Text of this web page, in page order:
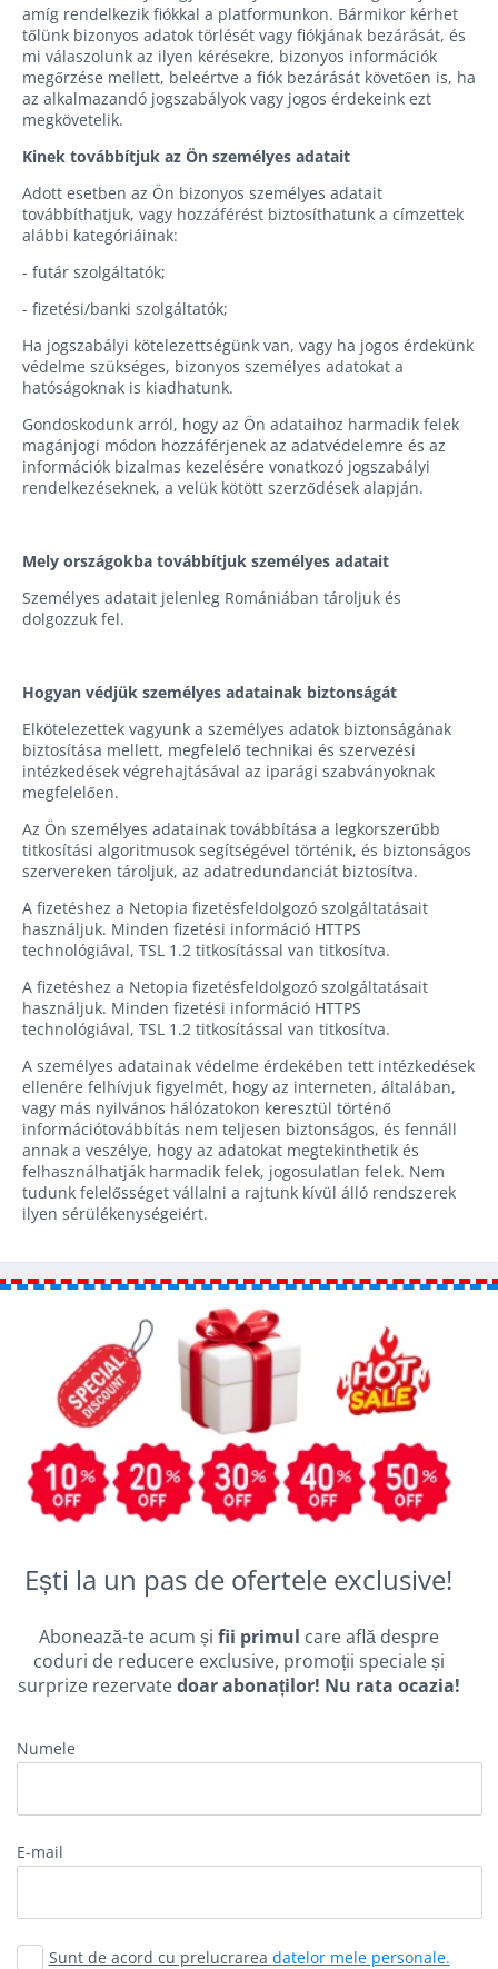
amíg rendelkezik fiókkal a platformunkon. Bármikor kérhet
tőlünk bizonyos adatok törlését vagy fiókjának bezárását, és
mi válaszolunk az ilyen kérésekre, bizonyos információk
megőrzése mellett, beleértve a fiók bezárását követően is, ha
az alkalmazandó jogszabályok vagy jogos érdekeink ezt
megkövetelik.
Kinek továbbítjuk az Ön személyes adatait
Adott esetben az Ön bizonyos személyes adatait
továbbíthatjuk, vagy hozzáférést biztosíthatunk a címzettek
alábbi kategóriáinak:
- futár szolgáltatók;
- fizetési/banki szolgáltatók;
Ha jogszabályi kötelezettségünk van, vagy ha jogos érdekünk
védelme szükséges, bizonyos személyes adatokat a
hatóságoknak is kiadhatunk.
Gondoskodunk arról, hogy az Ön adataihoz harmadik felek
magánjogi módon hozzáférjenek az adatvédelemre és az
információk bizalmas kezelésére vonatkozó jogszabályi
rendelkezéseknek, a velük kötött szerződések alapján.
Mely országokba továbbítjuk személyes adatait
Személyes adatait jelenleg Romániában tároljuk és
dolgozzuk fel.
Hogyan védjük személyes adatainak biztonságát
Elkötelezettek vagyunk a személyes adatok biztonságának
biztosítása mellett, megfelelő technikai és szervezési
intézkedések végrehajtásával az iparági szabványoknak
megfelelően.
Az Ön személyes adatainak továbbítása a legkorszerűbb
titkosítási algoritmusok segítségével történik, és biztonságos
szervereken tároljuk, az adatredundanciát biztosítva.
A fizetéshez a Netopia fizetésfeldolgozó szolgáltatásait
használjuk. Minden fizetési információ HTTPS
technológiával, TSL 1.2 titkosítással van titkosítva.
A fizetéshez a Netopia fizetésfeldolgozó szolgáltatásait
használjuk. Minden fizetési információ HTTPS
technológiával, TSL 1.2 titkosítással van titkosítva.
A személyes adatainak védelme érdekében tett intézkedések
ellenére felhívjuk figyelmét, hogy az interneten, általában,
vagy más nyilvános hálózatokon keresztül történő
információtovábbítás nem teljesen biztonságos, és fennáll
annak a veszélye, hogy az adatokat megtekinthetik és
felhasználhatják harmadik felek, jogosulatlan felek. Nem
tudunk felelősséget vállalni a rajtunk kívül álló rendszerek
ilyen sérülékenységeiért.
Ești la un pas de ofertele exclusive!
Abonează-te acum și fii primul care află despre
coduri de reducere exclusive, promoții speciale și
surprize rezervatedoar abonaților! Nu rata ocazia!
Numele
E-mail
Sunt de acord cu prelucrarea datelor mele personale.